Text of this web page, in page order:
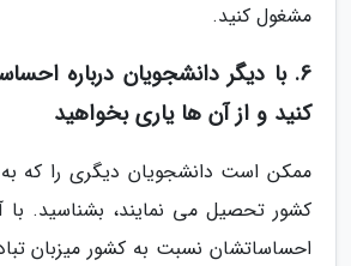
مشغول کنید.
6. با دیگر دانشجویان درباره
کنید و از آن ها یاری بخواهید
ممکن است دانشجویان دیگری را که
کشور تحصیل می نمایند، بشناسید. با
احساساتشان نسبت به کشور میزبان